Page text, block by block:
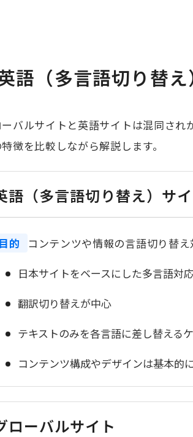
語（多言語切り替
バルサイトと英語サイトは混同さ
徴を比較しながら解説します。
語（多言語切り替え）サ
目的
コンテンツや情報の言語切り替え
日本サイトをベースにした多言語対
翻訳切り替えが中心
テキストのみを各言語に差し替える
コンテンツ構成やデザインは基本的
ローバルサイト